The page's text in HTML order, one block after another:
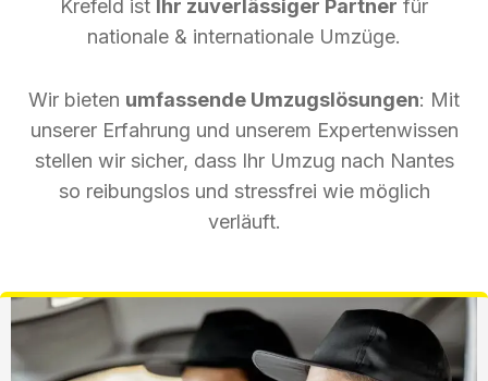
Krefeld ist Ihr zuverlässiger Partner für
nationale & internationale Umzüge.
Wir bieten umfassende Umzugslösungen: Mit
unserer Erfahrung und unserem Expertenwissen
stellen wir sicher, dass Ihr Umzug nach Nantes
so reibungslos und stressfrei wie möglich
verläuft.